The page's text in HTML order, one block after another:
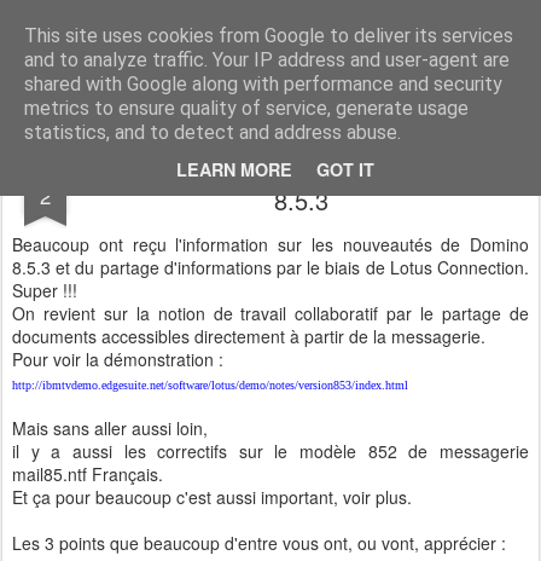
This site uses cookies from Google to deliver its services
and to analyze traffic. Your IP address and user-agent are
shared with Google along with performance and security
metrics to ensure quality of service, generate usage
statistics, and to detect and address abuse.
LEARN MORE GOT IT
Tilaune .. Tilaune vous assiste dans le conseil, la mise en œuvre et l'intégration d'architecture collaborative. Nous sommes des spécialistes de HCL Domino et HCL Connections. Nous réalisons audit, migration et intégration des structures au sein de votre architecture actuelle. Nous disposons d'expert sur le RGPD et fournissons les prestations de DPO mutualisés.
2
Domino 8.5.3 serveur et Client Notes
8.5.3
Beaucoup ont reçu l'information sur les nouveautés de Domino
8.5.3 et du partage d'informations par le biais de Lotus Connection.
Super !!!
On revient sur la notion de travail collaboratif par le partage de
documents accessibles directement à partir de la messagerie.
Pour voir la démonstration :
http://ibmtvdemo.edgesuite.net/software/lotus/demo/notes/version853/index.html
Mais sans aller aussi loin,
il y a aussi les correctifs sur le modèle 852 de messagerie
mail85.ntf Français.
Et ça pour beaucoup c'est aussi important, voir plus.
Les 3 points que beaucoup d'entre vous ont, ou vont, apprécier :